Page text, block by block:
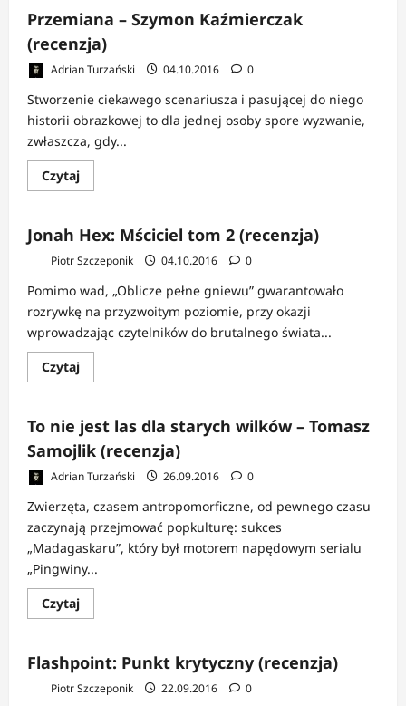
Superman/Batman:
Władza
absolutna
(recenzja)
Przemiana – Szymon Kaźmierczak
(recenzja)
Adrian Turzański 04.10.2016 0
Stworzenie ciekawego scenariusza i pasującej do niego
historii obrazkowej to dla jednej osoby spore wyzwanie,
zwłaszcza, gdy...
CzytajDowiedz
się
Przemiana
–
Kaźmierczak
Jonah Hex: Mściciel tom 2 (recenzja)
Piotr Szczeponik 04.10.2016 0
Pomimo wad, „Oblicze pełne gniewu” gwarantowało
rozrywkę na przyzwoitym poziomie, przy okazji
wprowadzając czytelników do brutalnego świata...
CzytajDowiedz
się
Jonah
Hex:
Mściciel
tom
(recenzja)
To nie jest las dla starych wilków – Tomasz
Samojlik (recenzja)
Adrian Turzański 26.09.2016 0
Zwierzęta, czasem antropomorficzne, od pewnego czasu
zaczynają przejmować popkulturę: sukces
„Madagaskaru”, który był motorem napędowym serialu
„Pingwiny...
CzytajDowiedz
się
To
nie
las
Flashpoint: Punkt krytyczny (recenzja)
Piotr Szczeponik 22.09.2016 0